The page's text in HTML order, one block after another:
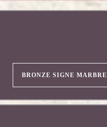
BRONZE SIGNE MARBRE